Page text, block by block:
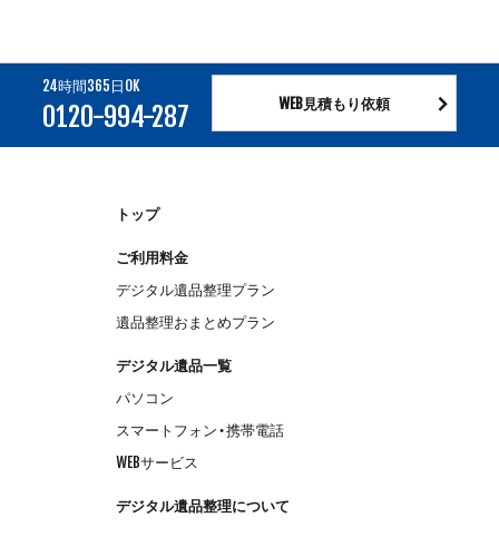
24時間365日OK
0120-994-287 WEB見積もり依頼
トップ
ご利用料金
デジタル遺品整理プラン
遺品整理おまとめプラン
デジタル遺品一覧
パソコン
スマートフォン・携帯電話
WEBサービス
デジタル遺品整理について